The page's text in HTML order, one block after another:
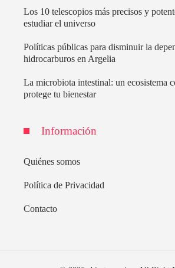
Los 10 telescopios más precisos y
estudiar el universo
Políticas públicas para disminuir la
hidrocarburos en Argelia
La microbiota intestinal: un ecosistema
protege tu bienestar
Información
Quiénes somos
Política de Privacidad
Contacto